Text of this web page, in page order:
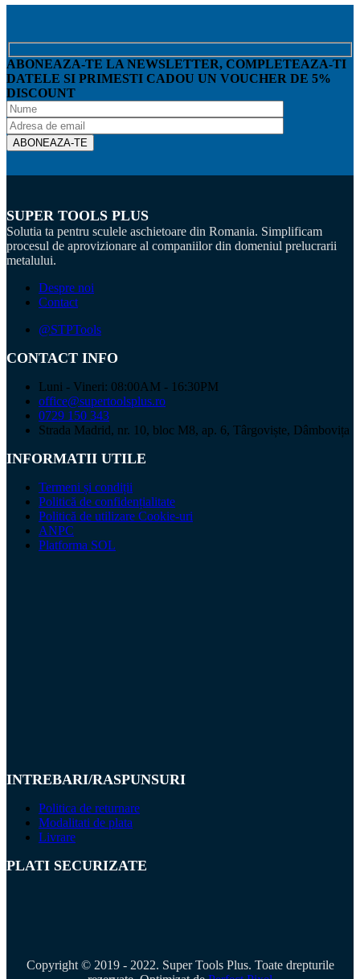
ABONEAZA-TE LA NEWSLETTER, COMPLETEAZA-TI
DATELE SI PRIMESTI CADOU UN VOUCHER DE 5%
DISCOUNT
SUPER TOOLS PLUS
Solutia ta pentru sculele aschietoare din Romania. Simplificam
procesul de aprovizionare al companiilor din domeniul prelucrarii
metalului.
Despre noi
Contact
@STPTools
CONTACT INFO
Luni - Vineri: 08:00AM - 16:30PM
office@supertoolsplus.ro
0729 150 343
Strada Madrid, nr. 10, bloc M8, ap. 6, Târgoviște, Dâmbovița
INFORMATII UTILE
Termeni și condiții
Politică de confidențialitate
Politică de utilizare Cookie-uri
ANPC
Platforma SOL
INTREBARI/RASPUNSURI
Politica de returnare
Modalitati de plata
Livrare
PLATI SECURIZATE
Copyright © 2019 - 2022. Super Tools Plus. Toate drepturile